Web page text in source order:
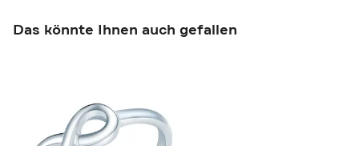
Das könnte Ihnen auch gefallen